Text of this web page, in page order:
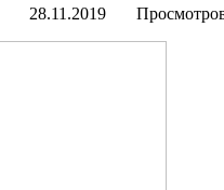
28.11.2019